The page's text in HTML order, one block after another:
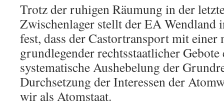
Trotz der ruhigen Räumung in der
Zwischenlager stellt der EA Wendland
fest, dass der Castortransport mit einer
grundlegender rechtsstaatlicher
systematische Aushebelung der
Durchsetzung der Interessen der
wir als Atomstaat.